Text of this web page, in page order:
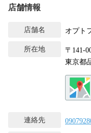
店舗情報
店舗名 オプト
所在地
〒141-
東京都
連絡先